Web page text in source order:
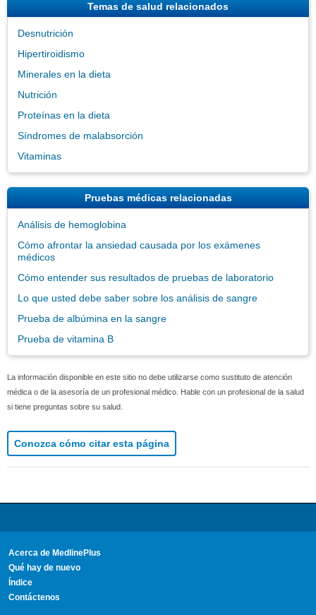
Temas de salud relacionados
Desnutrición
Hipertiroidismo
Minerales en la dieta
Nutrición
Proteínas en la dieta
Síndromes de malabsorción
Vitaminas
Pruebas médicas relacionadas
Análisis de hemoglobina
Cómo afrontar la ansiedad causada por los exámenes
médicos
Cómo entender sus resultados de pruebas de laboratorio
Lo que usted debe saber sobre los análisis de sangre
Prueba de albúmina en la sangre
Prueba de vitamina B
La información disponible en este sitio no debe utilizarse como sustituto de atención
médica o de la asesoría de un profesional médico. Hable con un profesional de la salud
si tiene preguntas sobre su salud.
Conozca cómo citar esta página
Acerca de MedlinePlus
Qué hay de nuevo
Índice
Contáctenos